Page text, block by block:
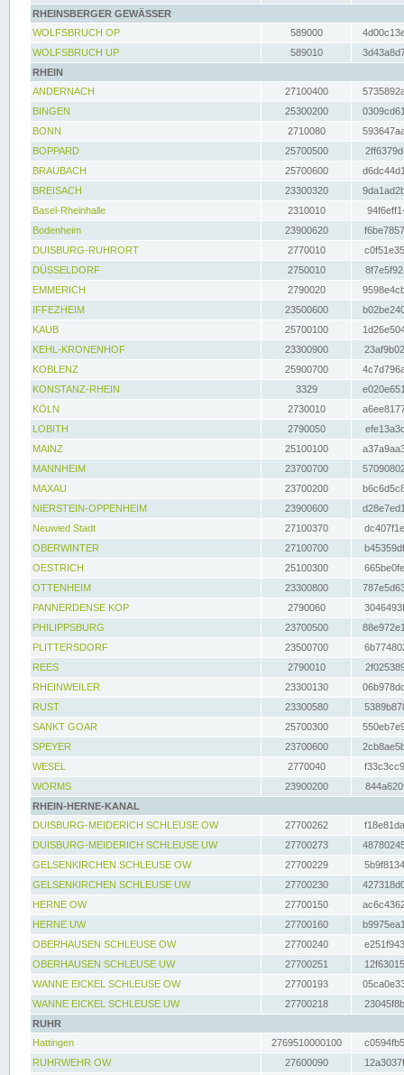
RHEINSBERGER GEWÄSSER
WOLFSBRUCH OP
589000
WOLFSBRUCH UP
589010
RHEIN
ANDERNACH
27100400
BINGEN
25300200
BONN
2710080
BOPPARD
25700500
BRAUBACH
25700600
BREISACH
23300320
Basel-Rheinhalle
2310010
Bodenheim
23900620
DUISBURG-RUHRORT
2770010
DÜSSELDORF
2750010
EMMERICH
2790020
IFFEZHEIM
23500600
KAUB
25700100
KEHL-KRONENHOF
23300900
KOBLENZ
25900700
KONSTANZ-RHEIN
3329
KÖLN
2730010
LOBITH
2790050
MAINZ
25100100
MANNHEIM
23700700
MAXAU
23700200
NIERSTEIN-OPPENHEIM
23900600
Neuwied Stadt
27100370
OBERWINTER
27100700
OESTRICH
25100300
OTTENHEIM
23300800
PANNERDENSE KOP
2790060
PHILIPPSBURG
23700500
PLITTERSDORF
23500700
REES
2790010
RHEINWEILER
23300130
RUST
23300580
SANKT GOAR
25700300
SPEYER
23700600
WESEL
2770040
WORMS
23900200
RHEIN-HERNE-KANAL
DUISBURG-MEIDERICH SCHLEUSE OW
27700262
DUISBURG-MEIDERICH SCHLEUSE UW
27700273
GELSENKIRCHEN SCHLEUSE OW
27700229
GELSENKIRCHEN SCHLEUSE UW
27700230
HERNE OW
27700150
HERNE UW
27700160
OBERHAUSEN SCHLEUSE OW
27700240
OBERHAUSEN SCHLEUSE UW
27700251
WANNE EICKEL SCHLEUSE OW
27700193
WANNE EICKEL SCHLEUSE UW
27700218
RUHR
Hattingen
2769510000100
RUHRWEHR OW
27600090